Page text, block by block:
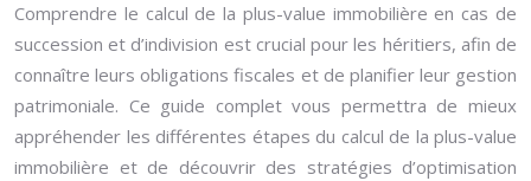
Comprendre le calcul de la plus-value immobilière en cas de
succession et d’indivision est crucial pour les héritiers, afin de
connaître leurs obligations fiscales et de planifier leur gestion
patrimoniale. Ce guide complet vous permettra de mieux
appréhender les différentes étapes du calcul de la plus-value
immobilière et de découvrir des stratégies d’optimisation